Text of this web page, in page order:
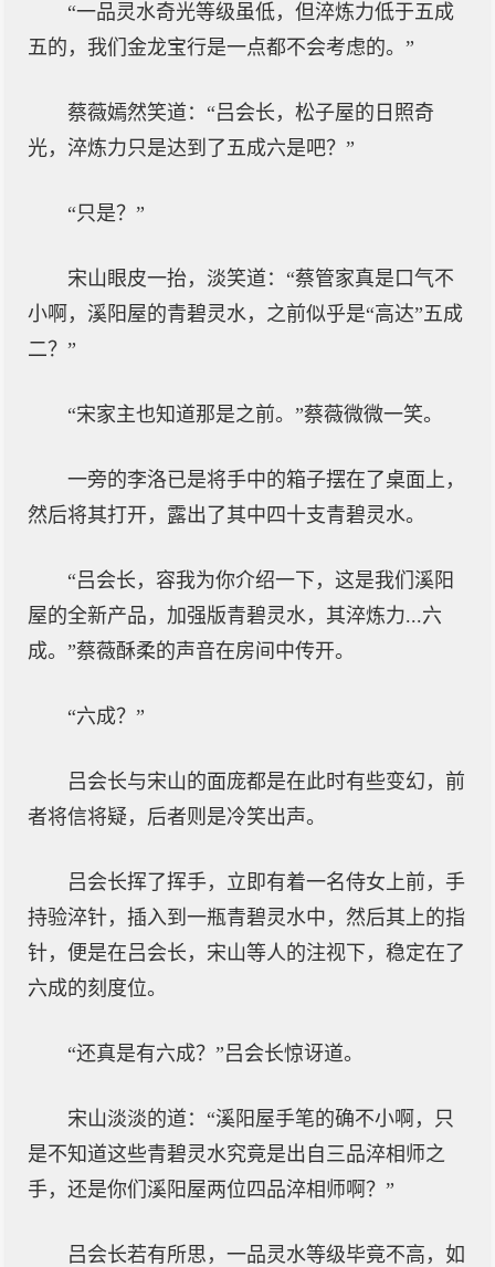
“一品灵水奇光等级虽低，但淬炼力低于五成
五的，我们金龙宝行是一点都不会考虑的。”
蔡薇嫣然笑道：“吕会长，松子屋的日照奇
光，淬炼力只是达到了五成六是吧？”
“只是？”
宋山眼皮一抬，淡笑道：“蔡管家真是口气不
小啊，溪阳屋的青碧灵水，之前似乎是“高达”五成
二？”
“宋家主也知道那是之前。”蔡薇微微一笑。
一旁的李洛已是将手中的箱子摆在了桌面上，
然后将其打开，露出了其中四十支青碧灵水。
“吕会长，容我为你介绍一下，这是我们溪阳
屋的全新产品，加强版青碧灵水，其淬炼力...六
成。”蔡薇酥柔的声音在房间中传开。
“六成？”
吕会长与宋山的面庞都是在此时有些变幻，前
者将信将疑，后者则是冷笑出声。
吕会长挥了挥手，立即有着一名侍女上前，手
持验淬针，插入到一瓶青碧灵水中，然后其上的指
针，便是在吕会长，宋山等人的注视下，稳定在了
六成的刻度位。
“还真是有六成？”吕会长惊讶道。
宋山淡淡的道：“溪阳屋手笔的确不小啊，只
是不知道这些青碧灵水究竟是出自三品淬相师之
手，还是你们溪阳屋两位四品淬相师啊？”
吕会长若有所思，一品灵水等级毕竟不高，如